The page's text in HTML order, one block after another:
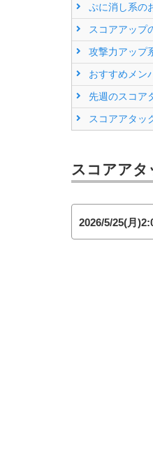
ぷに消し系の
スコアアップ
攻撃力アップ
おすすめメン
先週のスコア
スコアアタッ
スコアアタ
2026/5/25(月